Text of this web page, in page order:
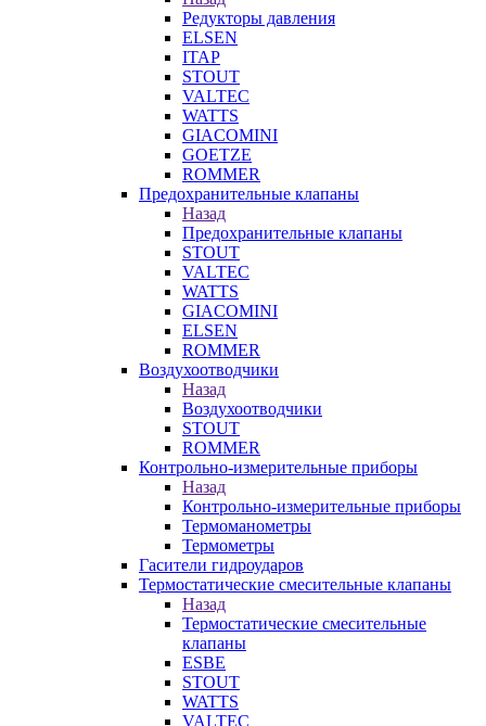
Редукторы давления
ELSEN
ITAP
STOUT
VALTEC
WATTS
GIACOMINI
GOETZE
ROMMER
Предохранительные клапаны
Назад
Предохранительные клапаны
STOUT
VALTEC
WATTS
GIACOMINI
ELSEN
ROMMER
Воздухоотводчики
Назад
Воздухоотводчики
STOUT
ROMMER
Контрольно-измерительные приборы
Назад
Контрольно-измерительные приборы
Термоманометры
Термометры
Гасители гидроударов
Термостатические смесительные клапаны
Назад
Термостатические смесительные
клапаны
ESBE
STOUT
WATTS
VALTEC